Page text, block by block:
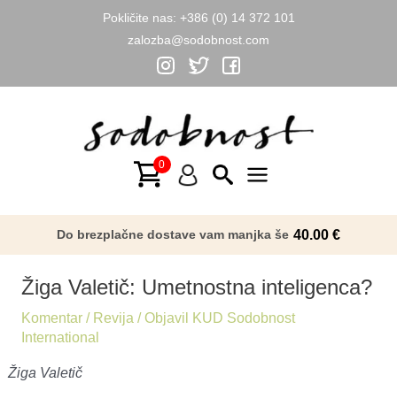
Pokličite nas: +386 (0) 14 372 101
zalozba@sodobnost.com
Menu
Do brezplačne dostave vam manjka še 40.00 €
Žiga Valetič: Umetnostna inteligenca?
Komentar / Revija / Objavil
KUD Sodobnost
International
Žiga Valetič